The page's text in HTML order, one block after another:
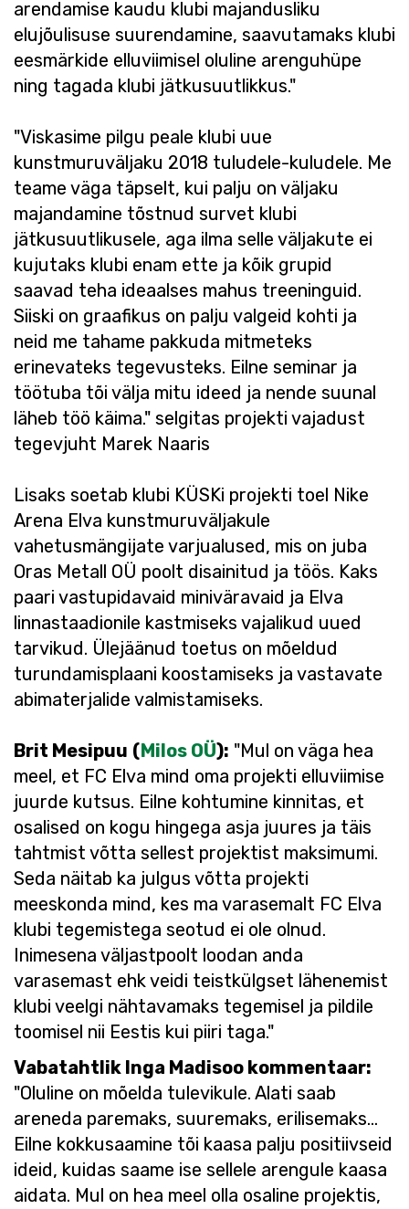
arendamise kaudu klubi majandusliku
elujõulisuse suurendamine, saavutamaks klubi
eesmärkide elluviimisel oluline arenguhüpe
ning tagada klubi jätkusuutlikkus."
"Viskasime pilgu peale klubi uue
kunstmuruväljaku 2018 tuludele-kuludele. Me
teame väga täpselt, kui palju on väljaku
majandamine tõstnud survet klubi
jätkusuutlikusele, aga ilma selle väljakute ei
kujutaks klubi enam ette ja kõik grupid
saavad teha ideaalses mahus treeninguid.
Siiski on graafikus on palju valgeid kohti ja
neid me tahame pakkuda mitmeteks
erinevateks tegevusteks. Eilne seminar ja
töötuba tõi välja mitu ideed ja nende suunal
läheb töö käima." selgitas projekti vajadust
tegevjuht Marek Naaris
Lisaks soetab klubi KÜSKi projekti toel Nike
Arena Elva kunstmuruväljakule
vahetusmängijate varjualused, mis on juba
Oras Metall OÜ poolt disainitud ja töös. Kaks
paari vastupidavaid miniväravaid ja Elva
linnastaadionile kastmiseks vajalikud uued
tarvikud. Ülejäänud toetus on mõeldud
turundamisplaani koostamiseks ja vastavate
abimaterjalide valmistamiseks.
Brit Mesipuu (Milos OÜ): "Mul on väga hea
meel, et FC Elva mind oma projekti elluviimise
juurde kutsus. Eilne kohtumine kinnitas, et
osalised on kogu hingega asja juures ja täis
tahtmist võtta sellest projektist maksimumi.
Seda näitab ka julgus võtta projekti
meeskonda mind, kes ma varasemalt FC Elva
klubi tegemistega seotud ei ole olnud.
Inimesena väljastpoolt loodan anda
varasemast ehk veidi teistkülgset lähenemist
klubi veelgi nähtavamaks tegemisel ja pildile
toomisel nii Eestis kui piiri taga."
Vabatahtlik Inga Madisoo kommentaar:
"Oluline on mõelda tulevikule. Alati saab
areneda paremaks, suuremaks, erilisemaks…
Eilne kokkusaamine tõi kaasa palju positiivseid
ideid, kuidas saame ise sellele arengule kaasa
aidata. Mul on hea meel olla osaline projektis,